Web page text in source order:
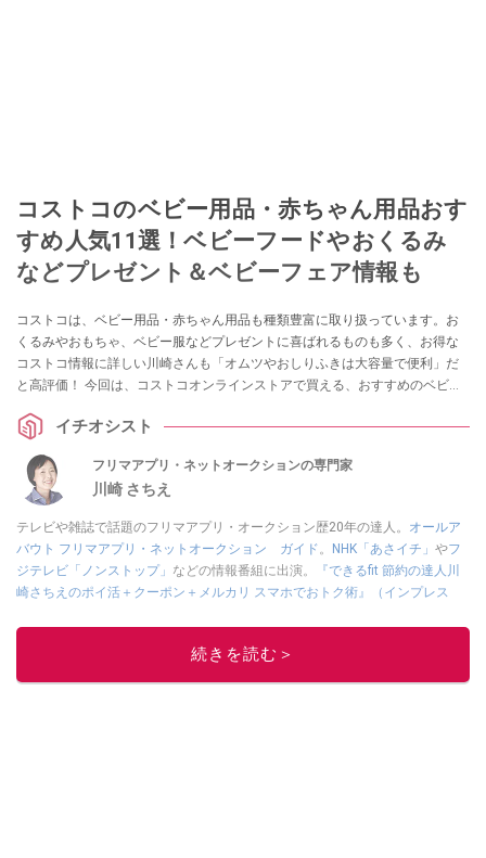
コストコのベビー用品・赤ちゃん用品おす
すめ人気11選！ベビーフードやおくるみ
などプレゼント＆ベビーフェア情報も
コストコは、ベビー用品・赤ちゃん用品も種類豊富に取り扱っています。お
くるみやおもちゃ、ベビー服などプレゼントに喜ばれるものも多く、お得な
コストコ情報に詳しい川崎さんも「オムツやおしりふきは大容量で便利」だ
と高評価！ 今回は、コストコオンラインストアで買える、おすすめのベビー
る？」「次回のベビーフェア・セールはいつ？」など、気になる疑問もまと
イチオシスト
フリマアプリ・ネットオークションの専門家
川崎 さちえ
テレビや雑誌で話題のフリマアプリ・オークション歴20年の達人。 オールア
バウト フリマアプリ・ネットオークション ガイド。 NHK「あさイチ」 やフ
ジテレビ「ノンストップ」 などの情報番組に出演。
『できるfit 節約の達人川
崎さちえのポイ活＋クーポン＋メルカリ スマホでおトク術』（インプレス
的に稼ぐ！』（翔泳社刊）
■経歴：2003年、夫が子育てをするために、突然会社を辞める。翌月からの
続きを読む＞